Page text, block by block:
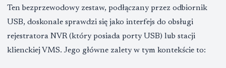
Ten bezprzewodowy zestaw, podłączany przez odbiornik
USB, doskonale sprawdzi się jako interfejs do obsługi
rejestratora NVR (który posiada porty USB) lub stacji
klienckiej VMS. Jego główne zalety w tym kontekście to: